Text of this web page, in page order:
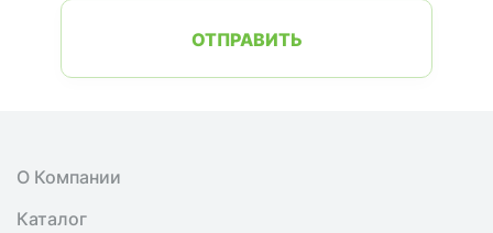
ОТПРАВИТЬ
О Компании
Каталог